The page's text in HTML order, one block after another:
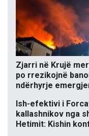
Zjarri në Krujë
po rrezikojnë
ndërhyrje
Ish-efektivi i
kallashnikov nga
Hetimit: Kishin